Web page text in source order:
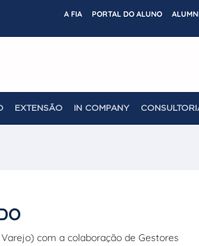
A FIA PORTAL DO ALUNO
EXTENSÃO IN COMPANY
com a colaboração de Gestores